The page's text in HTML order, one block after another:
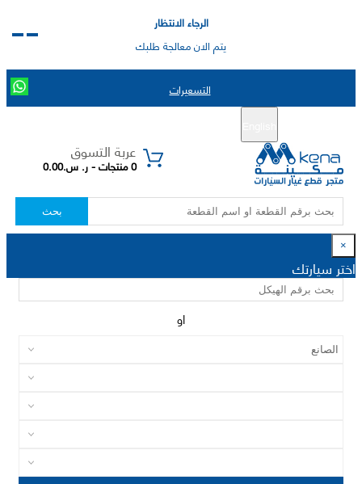
الرجاء الانتظار
يتم الان معالجة طلبك
التسعيرات
عربة التسوق
0 منتجات - ر. س.0.00
بحث
×
اختر سيارتك
او